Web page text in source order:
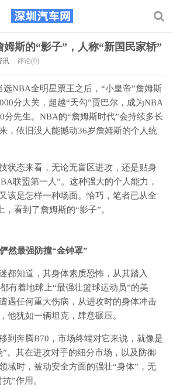
斯的“影子”，人称“新国民家轿”
讯 评论(0)
选NBA全明星票王之后，“小皇帝”詹姆斯
分大关，超越“天勾”贾巴尔，成为NBA
分先生。NBA的“詹姆斯时代”会持续多长
，依旧没人能撼动36岁詹姆斯的个人统
状态来看，无论无盲区进攻，还是贴身
联盟第一人”。这种强大的个人能力，
该是怎样一种场面。恰巧，笔者已从全
看到了詹姆斯的“影子”。
然最强防撞“金钟罩”
都知道，其身体素质恐怖，从其踏入
有着地球上“最强壮篮球运动员”的美
遇任何重大伤病，从进攻时的身体冲击
他犹如一辆坦克，肆意碾压。
到奔腾B70，市场终端对它来说，就像是
。其在进攻对手的细分市场，以及防御
域时，被动安全方面的强壮“身体”，无
”作用。